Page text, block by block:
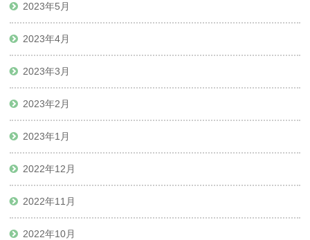
2023年5月
2023年4月
2023年3月
2023年2月
2023年1月
2022年12月
2022年11月
2022年10月